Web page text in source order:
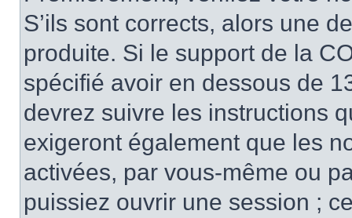
S’ils sont corrects, alors une
produite. Si le support de la
spécifié avoir en dessous de
devrez suivre les instructions
exigeront également que les
activées, par vous-même ou
puissiez ouvrir une session ;